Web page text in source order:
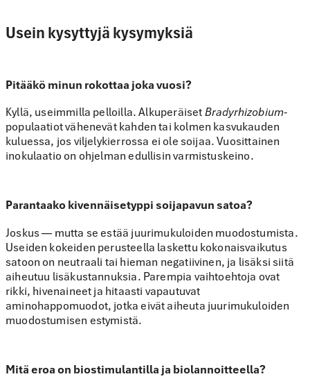
Usein kysyttyjä kysymyksiä
Pitääkö minun rokottaa joka vuosi?
Kyllä, useimmilla pelloilla. AlkuperäisetBradyrhizobium-
populaatiot vähenevät kahden tai kolmen kasvukauden
kuluessa, jos viljelykierrossa ei ole soijaa. Vuosittainen
inokulaatio on ohjelman edullisin varmistuskeino.
Parantaako kivennäisetyppi soijapavun satoa?
Joskus — mutta se estää juurimukuloiden muodostumista.
Useiden kokeiden perusteella laskettu kokonaisvaikutus
satoon on neutraali tai hieman negatiivinen, ja lisäksi siitä
aiheutuu lisäkustannuksia. Parempia vaihtoehtoja ovat
rikki, hivenaineet ja hitaasti vapautuvat
aminohappomuodot, jotka eivät aiheuta juurimukuloiden
muodostumisen estymistä.
Mitä eroa on biostimulantilla ja biolannoitteella?